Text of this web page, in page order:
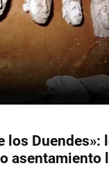
los
asentamiento